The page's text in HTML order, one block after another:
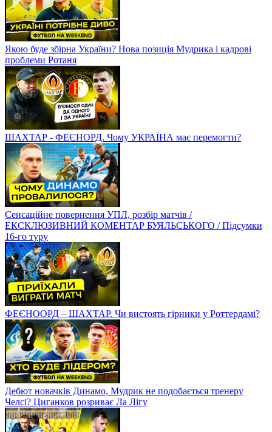
Якою буде збірна України? Нова позиція Мудрика і кадрові
проблеми Ротаня
ШАХТАР - ФЕЄНОРД. Чому УКРАЇНА має перемогти?
Сенсаційне повернення УПЛ, розбір матчів /
ЕКСКЛЮЗИВНИЙ КОМЕНТАР БУЯЛЬСЬКОГО / Підсумки
16-го туру
ФЕЄНООРД – ШАХТАР. Чи вистоять гірники у Роттердамі?
Дебют новачків Динамо, Мудрик не подобається тренеру
Челсі? Циганков розриває Ла Лігу